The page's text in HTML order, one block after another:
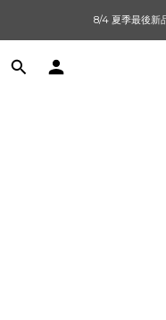
單筆滿$1000【先付
8/4 夏季最後新
單筆滿$1000【先